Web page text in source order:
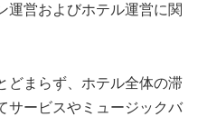
運営およびホテル運営に関
どまらず、ホテル全体の滞
サービスやミュージックバ